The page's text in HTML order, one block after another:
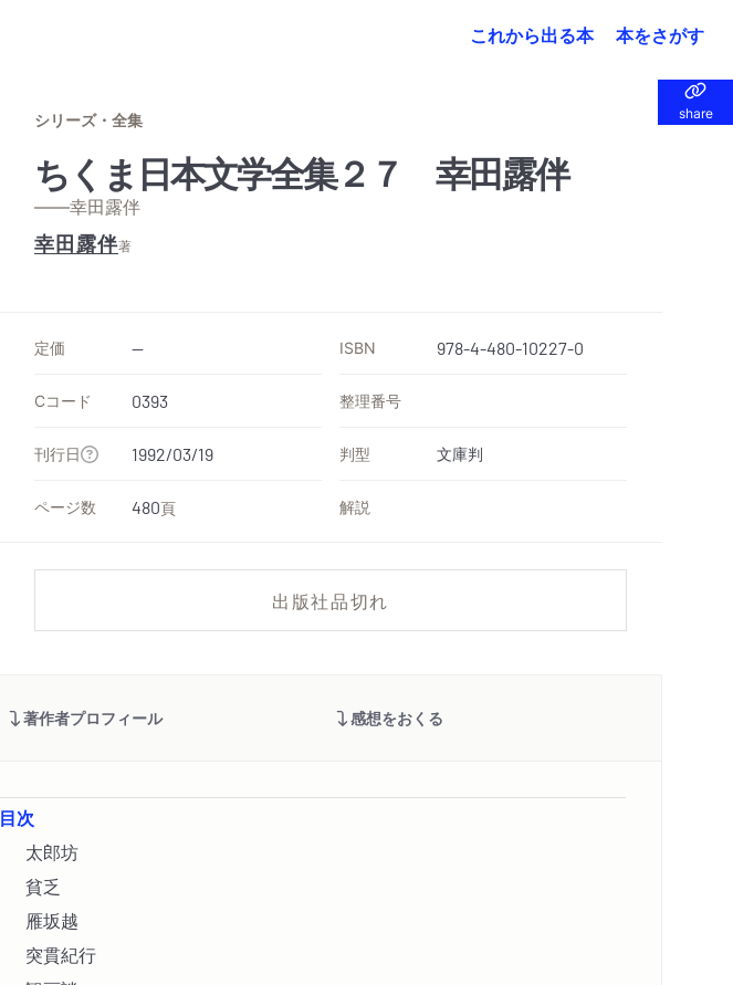
これから出る本 本をさがす
share
share
シリーズ・全集
ちくま日本文学全集２７ 幸田露伴
——幸田露伴
幸田露伴著
定価 -- ISBN 978-4-480-10227-0
Cコード 0393 整理番号
刊行日 1992/03/19 判型 文庫判
ページ数 480頁 解説
出版社品切れ
著作者プロフィール 感想をおくる
目次
太郎坊
貧乏
雁坂越
突貫紀行